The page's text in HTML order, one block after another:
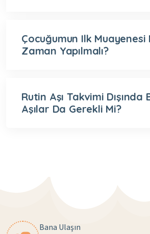
Çocuğumun Ilk Muayenesi
Zaman Yapılmalı?
Rutin Aşı Takvimi Dışında
Aşılar Da Gerekli Mi?
Bana Ulaşın